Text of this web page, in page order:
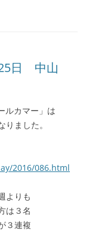
日 中山
カマー」は
ました。
2016/086.html
よりも
は３名
３連複